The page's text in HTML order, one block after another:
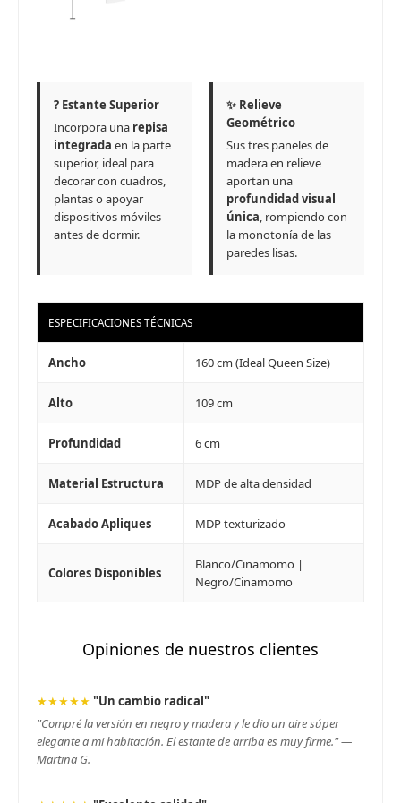
?️ Estante Superior
Incorpora una repisa
integrada en la parte
superior, ideal para
decorar con cuadros,
plantas o apoyar
dispositivos móviles
antes de dormir.
✨ Relieve
Geométrico
Sus tres paneles de
madera en relieve
aportan una
profundidad visual
única, rompiendo con
la monotonía de las
paredes lisas.
ESPECIFICACIONES TÉCNICAS
Ancho 160 cm (Ideal Queen Size)
Alto 109 cm
Profundidad 6 cm
Material Estructura MDP de alta densidad
Acabado Apliques MDP texturizado
Colores Disponibles
Blanco/Cinamomo |
Negro/Cinamomo
Opiniones de nuestros clientes
★★★★★ "Un cambio radical"
"Compré la versión en negro y madera y le dio un aire súper
elegante a mi habitación. El estante de arriba es muy firme." —
Martina G.
Verifica si estás calificado para comprar con
Fecha de nacimiento
Día Mes Año
Continuar
Estás calificado para comprar usando Pago
Elegí tus productos preferidos
Elegí Pago Después como metodo de pago
* sujeto a aprobación crediticia. El monto disponible
puede variar por comercio
el inconveniente, por cualquier duda
contactanos en
preguntas@pagodespues.com.uy